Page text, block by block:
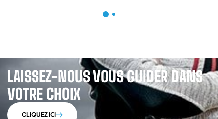
LAISSEZ-NOUS VOUS GUIDER DANS
VOTRE CHOIX
CLIQUEZ ICI